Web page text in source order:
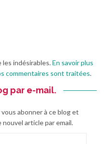
indésirables.En savoir plus
commentaires sont traitées.
par e-mail.
abonner à ce blog et
article par email.